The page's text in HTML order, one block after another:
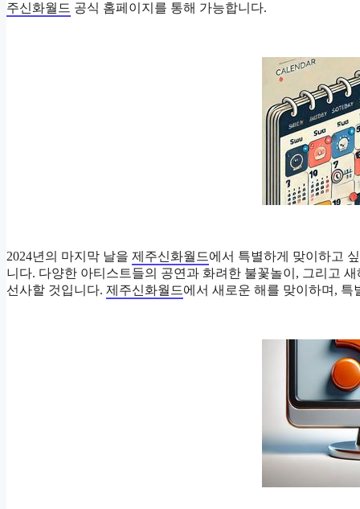
주신화월드 공식 홈페이지를 통해 가능합니다.
2024년의 마지막 날을 제주신화월드에서 특별하게 맞이하고
니다. 다양한 아티스트들의 공연과 화려한 불꽃놀이, 그리고
선사할 것입니다. 제주신화월드에서 새로운 해를 맞이하며,